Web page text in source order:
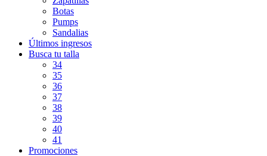
Botas
Pumps
Sandalias
Últimos ingresos
Busca tu talla
34
35
36
37
38
39
40
41
Promociones